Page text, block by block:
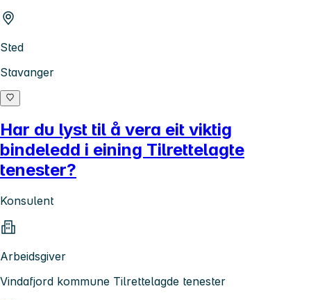
Sted
Stavanger
Har du lyst til å vera eit viktig
bindeledd i eining Tilrettelagte
tenester?
Konsulent
Arbeidsgiver
Vindafjord kommune Tilrettelagde tenester